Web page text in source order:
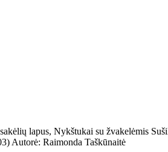
lapus, Nykštukai su žvakelėmis
Autorė: Raimonda Taškūnaitė